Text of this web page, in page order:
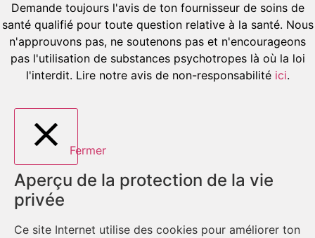
Demande toujours l'avis de ton fournisseur de soins de
santé qualifié pour toute question relative à la santé. Nous
n'approuvons pas, ne soutenons pas et n'encourageons
pas l'utilisation de substances psychotropes là où la loi
l'interdit. Lire notre avis de non-responsabilité ici.
Fermer
Aperçu de la protection de la vie
privée
Ce site Internet utilise des cookies pour améliorer ton